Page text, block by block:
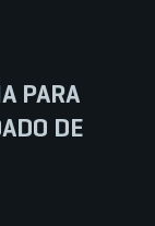
PARA
DE